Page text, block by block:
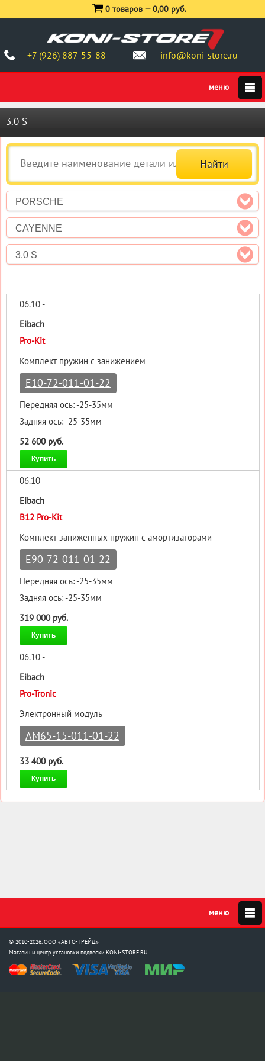
+7 (926) 887-55-88 info@koni-store.ru
0 товаров —0,00 руб.
3.0 S
PORSCHE
CAYENNE
3.0 S
06.10 -
Eibach
Pro-Kit
Комплект пружин с занижением
E10-72-011-01-22
Передняя ось: -25-35мм
Задняя ось: -25-35мм
52 600 руб.
Купить
06.10 -
Eibach
B12 Pro-Kit
Комплект заниженных пружин с амортизаторами
E90-72-011-01-22
Передняя ось: -25-35мм
Задняя ось: -25-35мм
319 000 руб.
Купить
06.10 -
Eibach
Pro-Tronic
Электронный модуль
AM65-15-011-01-22
33 400 руб.
Купить
© 2010-2026, ООО «АВТО-ТРЕЙД»
Магазин и центр установки подвески KONI-STORE.RU